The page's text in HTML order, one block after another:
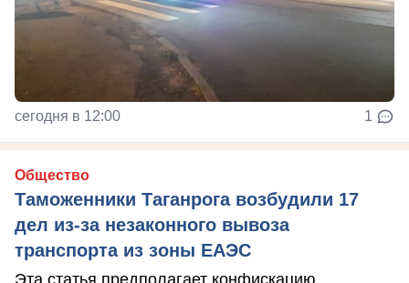
сегодня в 12:00 1
Общество
Таможенники Таганрога возбудили 17
дел из-за незаконного вывоза
транспорта из зоны ЕАЭС
Эта статья предполагает конфискацию